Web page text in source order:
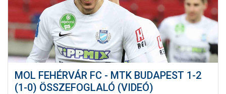
MOL FEHÉRVÁR FC - MTK BUDAPEST 1-2
(1-0) ÖSSZEFOGLALÓ (VIDEÓ)